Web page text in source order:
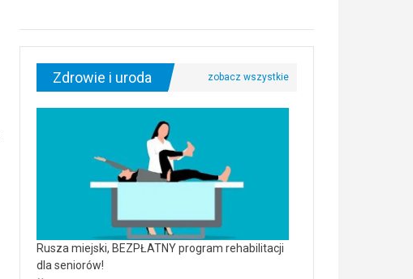
Zdrowie i uroda
Rusza miejski, BEZPŁATNY program rehabilitacji
dla seniorów!